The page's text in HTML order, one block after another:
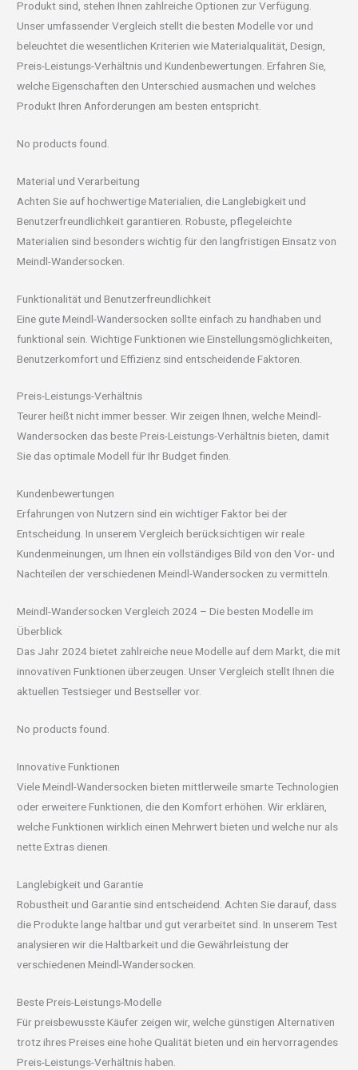
Produkt sind, stehen Ihnen zahlreiche Optionen zur Verfügung.
Unser umfassender Vergleich stellt die besten Modelle vor und
beleuchtet die wesentlichen Kriterien wie Materialqualität, Design,
Preis-Leistungs-Verhältnis und Kundenbewertungen. Erfahren Sie,
welche Eigenschaften den Unterschied ausmachen und welches
Produkt Ihren Anforderungen am besten entspricht.
No products found.
Material und Verarbeitung
Achten Sie auf hochwertige Materialien, die Langlebigkeit und
Benutzerfreundlichkeit garantieren. Robuste, pflegeleichte
Materialien sind besonders wichtig für den langfristigen Einsatz von
Meindl-Wandersocken.
Funktionalität und Benutzerfreundlichkeit
Eine gute Meindl-Wandersocken sollte einfach zu handhaben und
funktional sein. Wichtige Funktionen wie Einstellungsmöglichkeiten,
Benutzerkomfort und Effizienz sind entscheidende Faktoren.
Preis-Leistungs-Verhältnis
Teurer heißt nicht immer besser. Wir zeigen Ihnen, welche Meindl-
Wandersocken das beste Preis-Leistungs-Verhältnis bieten, damit
Sie das optimale Modell für Ihr Budget finden.
Kundenbewertungen
Erfahrungen von Nutzern sind ein wichtiger Faktor bei der
Entscheidung. In unserem Vergleich berücksichtigen wir reale
Kundenmeinungen, um Ihnen ein vollständiges Bild von den Vor- und
Nachteilen der verschiedenen Meindl-Wandersocken zu vermitteln.
Meindl-Wandersocken Vergleich 2024 – Die besten Modelle im
Überblick
Das Jahr 2024 bietet zahlreiche neue Modelle auf dem Markt, die mit
innovativen Funktionen überzeugen. Unser Vergleich stellt Ihnen die
aktuellen Testsieger und Bestseller vor.
No products found.
Innovative Funktionen
Viele Meindl-Wandersocken bieten mittlerweile smarte Technologien
oder erweitere Funktionen, die den Komfort erhöhen. Wir erklären,
welche Funktionen wirklich einen Mehrwert bieten und welche nur als
nette Extras dienen.
Langlebigkeit und Garantie
Robustheit und Garantie sind entscheidend. Achten Sie darauf, dass
die Produkte lange haltbar und gut verarbeitet sind. In unserem Test
analysieren wir die Haltbarkeit und die Gewährleistung der
verschiedenen Meindl-Wandersocken.
Beste Preis-Leistungs-Modelle
Für preisbewusste Käufer zeigen wir, welche günstigen Alternativen
trotz ihres Preises eine hohe Qualität bieten und ein hervorragendes
Preis-Leistungs-Verhältnis haben.